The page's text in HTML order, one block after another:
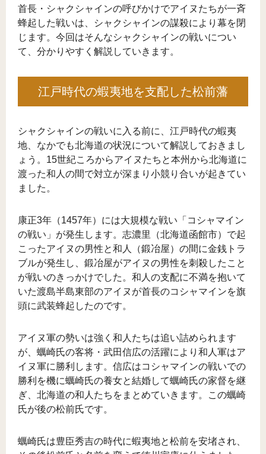
首長・シャクシャインの呼びかけでアイヌたちが一斉
蜂起した戦いは、シャクシャインの謀殺により幕を閉
じます。今回はそんなシャクシャインの戦いについ
て、分かりやすく解説していきます。
江戸時代の蝦夷地を支配した松前藩
シャクシャインの戦いに入る前に、江戸時代の蝦夷
地、なかでも北海道の状況について解説しておきまし
ょう。15世紀ころからアイヌたちと本州から北海道に
渡った和人の間で対立が深まり小競り合いが起きてい
ました。
康正3年（1457年）には大規模な戦い「コシャマイン
の戦い」が発生します。志濃里（北海道函館市）で起
こったアイヌの男性と和人（鍛冶屋）の間に金銭トラ
ブルが発生し、鍛冶屋がアイヌの男性を刺殺したこと
が戦いのきっかけでした。和人の支配に不満を抱いて
いた渡島半島東部のアイヌが首長のコシャマインを旗
頭に武装蜂起したのです。
アイヌ軍の勢いは強く和人たちは追い詰められます
が、蠣崎氏の客将・武田信広の活躍により和人軍はア
イヌ軍に勝利します。信広はコシャマインの戦いでの
勝利を機に蠣崎氏の養女と結婚して蠣崎氏の家督を継
ぎ、北海道の和人たちをまとめていきます。この蠣崎
氏が後の松前氏です。
蠣崎氏は豊臣秀吉の時代に蝦夷地と松前を安堵され、